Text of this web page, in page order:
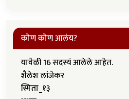
कोण कोण आलंय?
यावेळी 16 सदस्यं आलेले आहेत.
शैलेश लांजेकर
स्मिता_१३